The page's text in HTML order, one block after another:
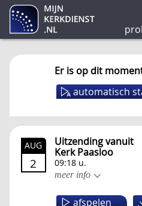
Er is op dit
automatisch
AUG
2
Uitzending vanuit
Kerk Paasloo
09:18 u.
meer info
afspelen